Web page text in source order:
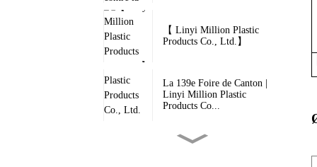
【 Linyi Million Plastic
Products Co., Ltd.】
La 139e Foire de Canton |
Linyi Million Plastic
Products Co...